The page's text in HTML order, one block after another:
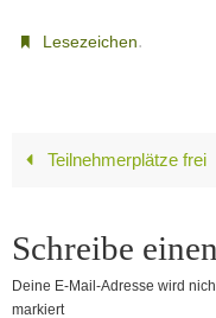
Lesezeichen.
Teilnehmerplätze frei
Schreibe
Deine E-Mail-Adresse wird
markiert